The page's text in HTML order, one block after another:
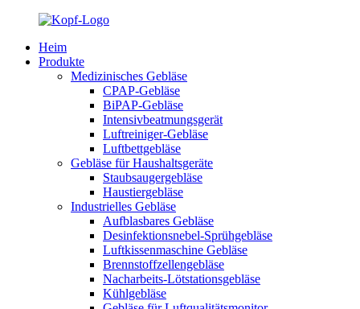
Heim
Produkte
Medizinisches Gebläse
CPAP-Gebläse
BiPAP-Gebläse
Intensivbeatmungsgerät
Luftreiniger-Gebläse
Luftbettgebläse
Gebläse für Haushaltsgeräte
Staubsaugergebläse
Haustiergebläse
Industrielles Gebläse
Aufblasbares Gebläse
Desinfektionsnebel-Sprühgebläse
Luftkissenmaschine Gebläse
Brennstoffzellengebläse
Nacharbeits-Lötstationsgebläse
Kühlgebläse